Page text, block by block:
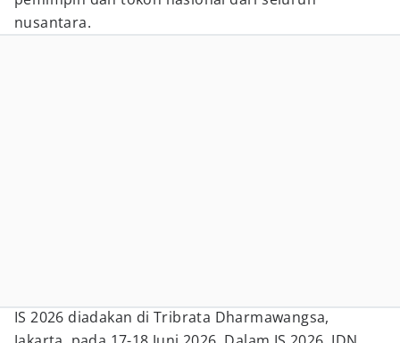
nusantara.
IS 2026 diadakan di Tribrata Dharmawangsa,